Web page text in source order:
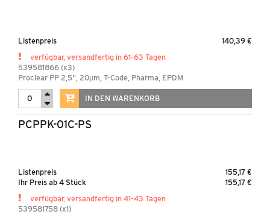
Listenpreis
140,39 €
verfügbar, versandfertig in 61-63 Tagen
539581866 (x3)
Proclear PP 2,5", 20µm, T-Code, Pharma, EPDM
IN DEN WARENKORB
PCPPK-01C-PS
Listenpreis
155,17 €
Ihr Preis ab 4 Stück
155,17 €
verfügbar, versandfertig in 41-43 Tagen
539581758 (x1)